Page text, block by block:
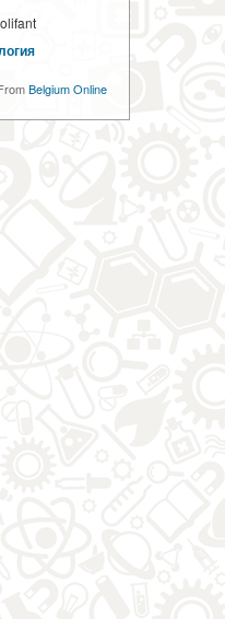
Belgium Online